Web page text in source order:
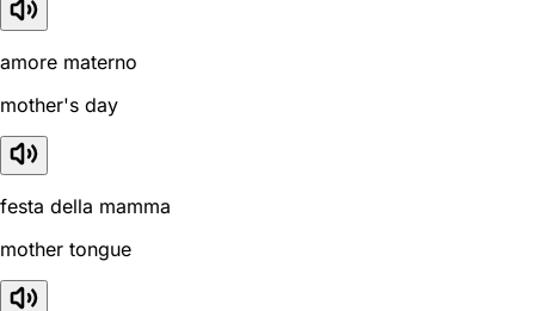
amore materno
mother's day
festa della mamma
mother tongue